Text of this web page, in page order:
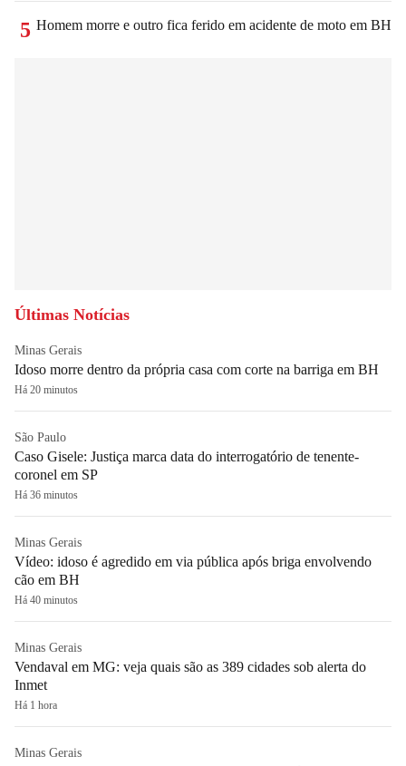
5 Homem morre e outro fica ferido em acidente de moto em BH
Últimas Notícias
Minas Gerais
Idoso morre dentro da própria casa com corte na barriga em BH
Há 20 minutos
São Paulo
Caso Gisele: Justiça marca data do interrogatório de tenente-
coronel em SP
Há 36 minutos
Minas Gerais
Vídeo: idoso é agredido em via pública após briga envolvendo
cão em BH
Há 40 minutos
Minas Gerais
Vendaval em MG: veja quais são as 389 cidades sob alerta do
Inmet
Há 1 hora
Minas Gerais